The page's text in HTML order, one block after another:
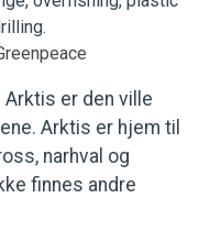
er den ville
Arktis er hjem til
narhval og
finnes andre